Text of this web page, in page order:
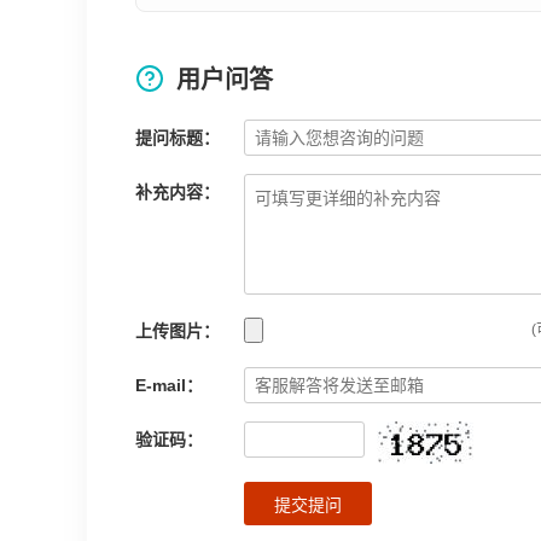
用户问答
提问标题：
补充内容：
上传图片： (
E-mail：
验证码：
提交提问